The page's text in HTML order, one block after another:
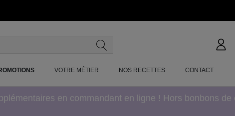
VOTRE MÉTIER NOS RECETTES CONTACT
en commandant en ligne ! Hors bonbons de